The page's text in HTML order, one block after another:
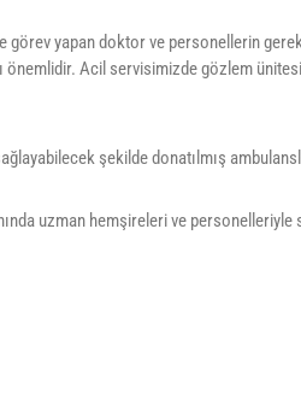
yapan doktor ve personellerin
Acil servisimizde gözlem
şekilde donatılmış
uzman hemşireleri ve